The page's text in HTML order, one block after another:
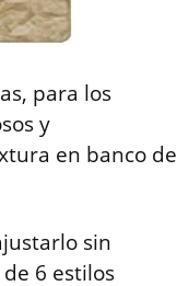
para los
y
en banco de
sin
6 estilos